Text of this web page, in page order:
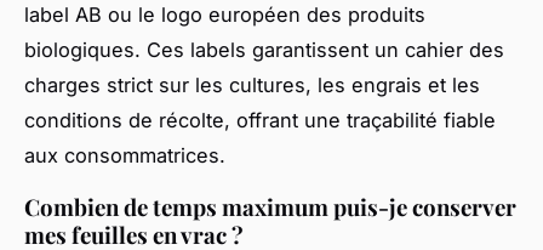
label AB ou le logo européen des produits
biologiques. Ces labels garantissent un cahier des
charges strict sur les cultures, les engrais et les
conditions de récolte, offrant une traçabilité fiable
aux consommatrices.
Combien de temps maximum puis-je conserver
mes feuilles en vrac ?